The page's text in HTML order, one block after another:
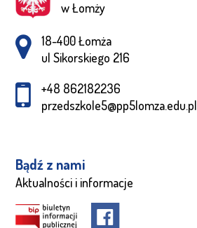
w Łomży
Adres pocztowy:
18-400 Łomża
ul Sikorskiego 216
+48 862182236
przedszkole5@pp5lomza.edu.pl
Bądź z nami
Aktualności i informacje